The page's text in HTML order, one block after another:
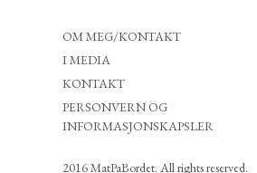
OM MEG/KONTAKT
I MEDIA
KONTAKT
PERSONVERN OG
INFORMASJONSKAPSLER
2016 MatPaBordet. All rights reserved.